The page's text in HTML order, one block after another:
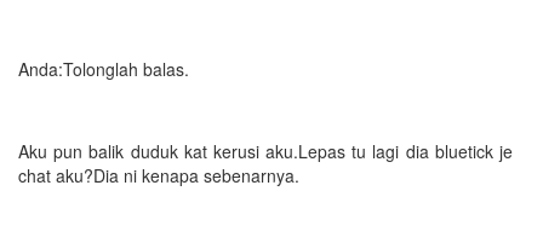
Anda:Tolonglah balas.
Aku pun balik duduk kat kerusi aku.Lepas tu lagi dia bluetick je
chat aku?Dia ni kenapa sebenarnya.